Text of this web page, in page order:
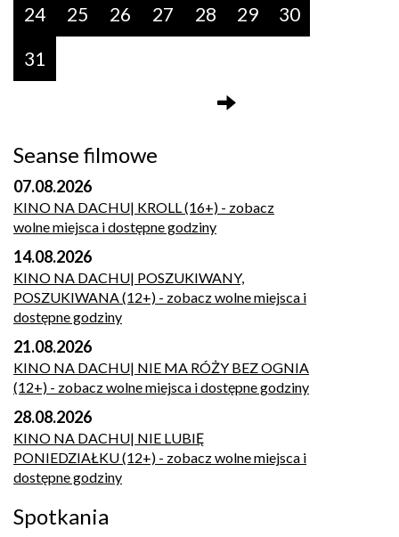
24
25 26 27 28 29
30
31
Seanse filmowe
07.08.2026
KINO NA DACHU| KROLL (16+) - zobacz
wolne miejsca i dostępne godziny
14.08.2026
KINO NA DACHU| POSZUKIWANY,
POSZUKIWANA (12+) - zobacz wolne miejsca i
dostępne godziny
21.08.2026
KINO NA DACHU| NIE MA RÓŻY BEZ OGNIA
(12+) - zobacz wolne miejsca i dostępne godziny
28.08.2026
KINO NA DACHU| NIE LUBIĘ
PONIEDZIAŁKU (12+) - zobacz wolne miejsca i
dostępne godziny
Spotkania